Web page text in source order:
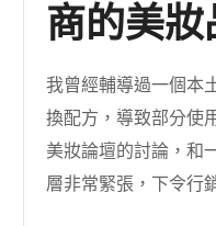
商的美
我曾經輔導過一個本
換配方，導致部分使
美妝論壇的討論，和
層非常緊張，下令行